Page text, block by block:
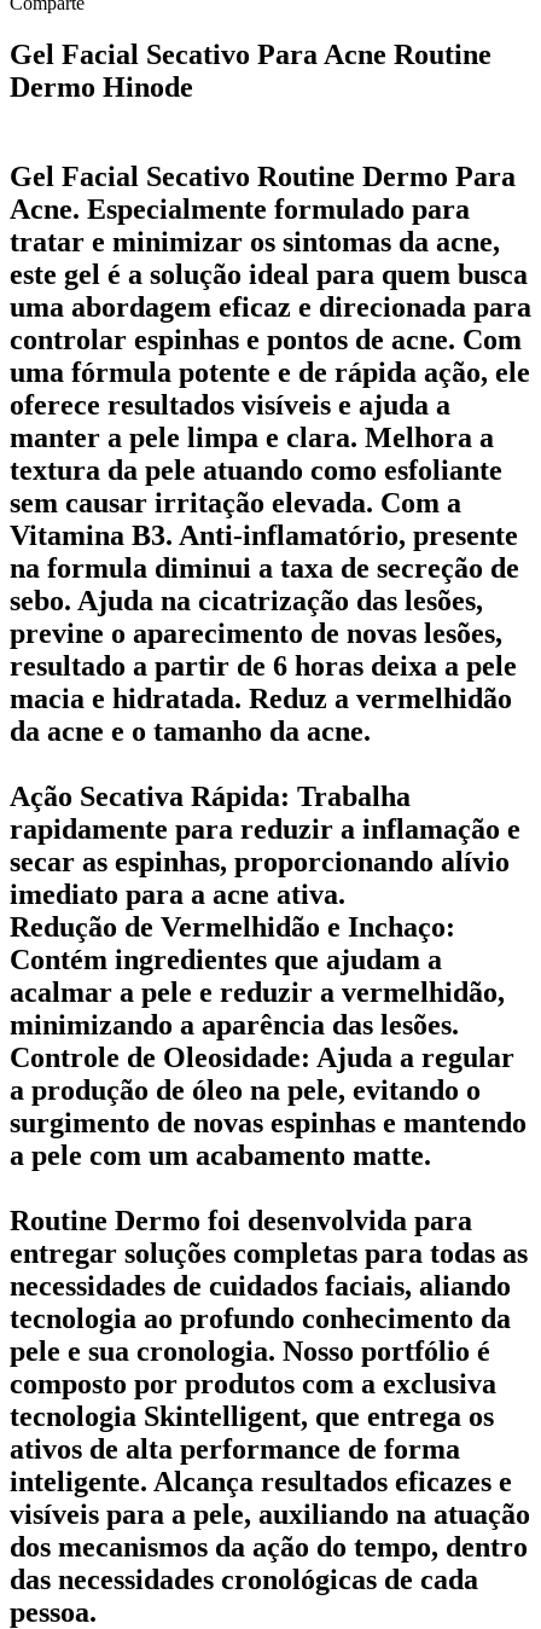
Gel Facial Secativo Para Acne Routine
Dermo Hinode
Gel Facial Secativo Routine Dermo Para
Acne. Especialmente formulado para
tratar e minimizar os sintomas da acne,
este gel é a solução ideal para quem busca
uma abordagem eficaz e direcionada para
controlar espinhas e pontos de acne. Com
uma fórmula potente e de rápida ação, ele
oferece resultados visíveis e ajuda a
manter a pele limpa e clara. Melhora a
textura da pele atuando como esfoliante
sem causar irritação elevada. Com a
Vitamina B3. Anti-inflamatório, presente
na formula diminui a taxa de secreção de
sebo. Ajuda na cicatrização das lesões,
previne o aparecimento de novas lesões,
resultado a partir de 6 horas deixa a pele
macia e hidratada. Reduz a vermelhidão
da acne e o tamanho da acne.
Ação Secativa Rápida: Trabalha
rapidamente para reduzir a inflamação e
secar as espinhas, proporcionando alívio
imediato para a acne ativa.
Redução de Vermelhidão e Inchaço:
Contém ingredientes que ajudam a
acalmar a pele e reduzir a vermelhidão,
minimizando a aparência das lesões.
Controle de Oleosidade: Ajuda a regular
a produção de óleo na pele, evitando o
surgimento de novas espinhas e mantendo
a pele com um acabamento matte.
Routine Dermo foi desenvolvida para
entregar soluções completas para todas as
necessidades de cuidados faciais, aliando
tecnologia ao profundo conhecimento da
pele e sua cronologia. Nosso portfólio é
composto por produtos com a exclusiva
tecnologia Skintelligent, que entrega os
ativos de alta performance de forma
inteligente. Alcança resultados eficazes e
visíveis para a pele, auxiliando na atuação
dos mecanismos da ação do tempo, dentro
das necessidades cronológicas de cada
pessoa.